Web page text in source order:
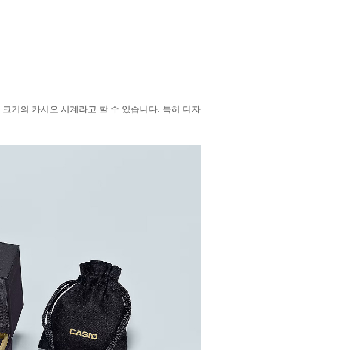
기의 카시오 시계라고 할 수 있습니다. 특히 디자